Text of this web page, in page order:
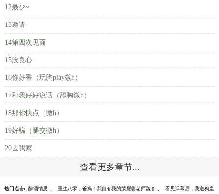
12聂少~
13邀请
14第四次见面
15没良心
16你好香（玩胸play微h）
17和我好好说话（舔胸微h）
18那你快点（微h）
19好骗（腿交微h）
20去我家
查看更多章节...
热门点击: 醉酒情思 、 重生八零，爸妈！我自有我的荣耀姜老师魏杳 、 看见弹幕后，我送狗皇